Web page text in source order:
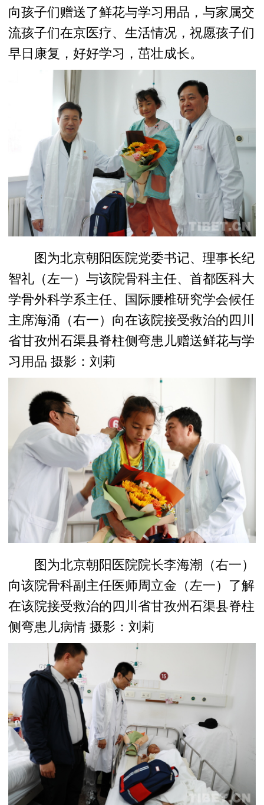
向孩子们赠送了鲜花与学习用品，与家属交
流孩子们在京医疗、生活情况，祝愿孩子们
早日康复，好好学习，茁壮成长。
图为北京朝阳医院党委书记、理事长纪
智礼（左一）与该院骨科主任、首都医科大
学骨外科学系主任、国际腰椎研究学会候任
主席海涌（右一）向在该院接受救治的四川
省甘孜州石渠县脊柱侧弯患儿赠送鲜花与学
习用品 摄影：刘莉
图为北京朝阳医院院长李海潮（右一）
向该院骨科副主任医师周立金（左一）了解
在该院接受救治的四川省甘孜州石渠县脊柱
侧弯患儿病情 摄影：刘莉